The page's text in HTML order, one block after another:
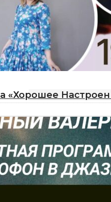
«Хорошее